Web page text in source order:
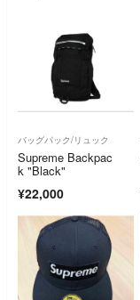
バッグパック/リュック
Supreme Backpac
k "Black"
¥22,000